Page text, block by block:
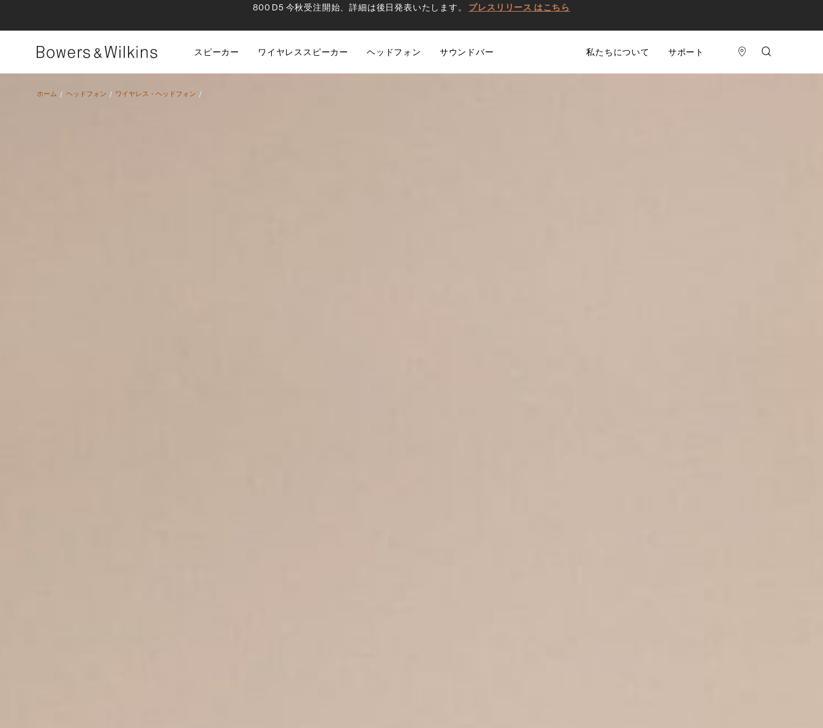
800 D5 今秋受注開始、詳細は後日発表いたします。 プレスリリース はこちら
スピーカー ワイヤレススピーカー ヘッドフォン サウンドバー 私たちについて サポート
ホーム ヘッドフォン ワイヤレス・ヘッドフォン​